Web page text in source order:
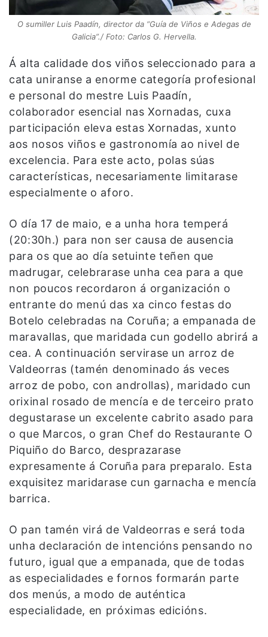
O sumiller Luis Paadín, director da “Guía de Viños e Adegas de
Galicia”./ Foto: Carlos G. Hervella.
Á alta calidade dos viños seleccionado para a
cata uniranse a enorme categoría profesional
e personal do mestre Luis Paadín,
colaborador esencial nas Xornadas, cuxa
participación eleva estas Xornadas, xunto
aos nosos viños e gastronomía ao nivel de
excelencia. Para este acto, polas súas
características, necesariamente limitarase
especialmente o aforo.
O día 17 de maio, e a unha hora temperá
(20:30h.) para non ser causa de ausencia
para os que ao día setuinte teñen que
madrugar, celebrarase unha cea para a que
non poucos recordaron á organización o
entrante do menú das xa cinco festas do
Botelo celebradas na Coruña; a empanada de
maravallas, que maridada cun godello abrirá a
cea. A continuación servirase un arroz de
Valdeorras (tamén denominado ás veces
arroz de pobo, con androllas), maridado cun
orixinal rosado de mencía e de terceiro prato
degustarase un excelente cabrito asado para
o que Marcos, o gran Chef do Restaurante O
Piquiño do Barco, desprazarase
expresamente á Coruña para preparalo. Esta
exquisitez maridarase cun garnacha e mencía
barrica.
O pan tamén virá de Valdeorras e será toda
unha declaración de intencións pensando no
futuro, igual que a empanada, que de todas
as especialidades e fornos formarán parte
dos menús, a modo de auténtica
especialidade, en próximas edicións.